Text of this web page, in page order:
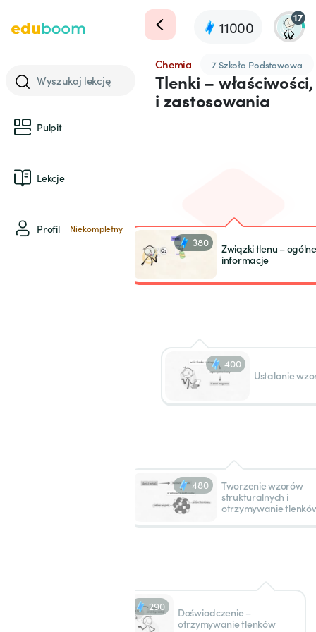
11000
17
Wyszukaj lekcję
Pulpit
Lekcje
Profil Niekompletny
Chemia 7 Szkoła Podstawowa
Tlenki –
i zastosowania
380
Związki tlenu – ogólne
informacje
400
Ustalanie
480
Tworzenie wzorów
strukturalnych i
otrzymywanie
290
Doświadczenie –
otrzymywanie tlenków